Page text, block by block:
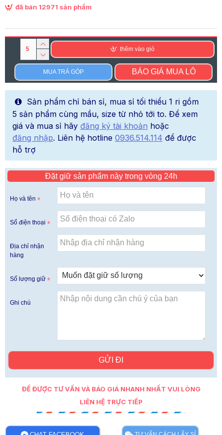
đã bán 12971 sản phẩm
thêm vào giỏ
MUA TRẢ GÓP BÁO GIÁ MUA LÔ
Sản phẩm chỉ bán sỉ, mua sỉ tối thiểu 1 ri gồm
5 sản phẩm cùng mầu, size từ nhỏ tới to. Để xem
giá và mua sỉ hãy đăng ký tài khoản hoặc
đăng nhập. Liên hệ hotline 0936.514.114 để được
hỗ trợ
ĐỂ ĐƯỢC TƯ VẤN VÀ BÁO GIÁ NHANH NHẤT VUI LÒNG
LIÊN HỆ TRỰC TIẾP
Đặt giữ sản phẩm này trong vòng 24h
Họ và tên
Số điện thoại
Địa chỉ nhận
hàng
Số lượng giữ
Ghi chú
GỬI ĐI